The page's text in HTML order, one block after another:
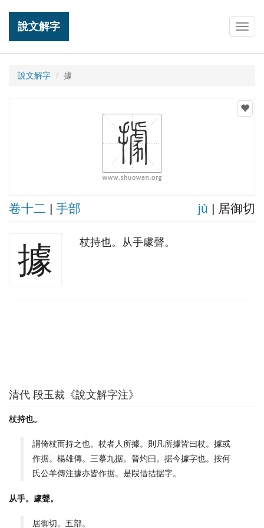
說文解字
說文解字 據
卷十二 | 手部 jù | 居御切
據 杖持也。从手豦聲。
清代 段玉裁《說文解字注》
杖持也。
謂倚杖而持之也。杖者人所據。則凡所據皆曰杖。據或
作据。楊雄傳。三摹九据。晉灼曰。据今據字也。按何
氏公羊傳注據亦皆作据。是叚借拮据字。
从手。豦聲。
居御切。五部。